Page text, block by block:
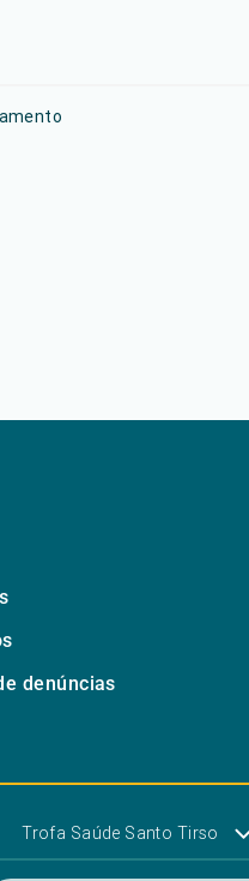
denúncias
Trofa Saúde Santo Tirso